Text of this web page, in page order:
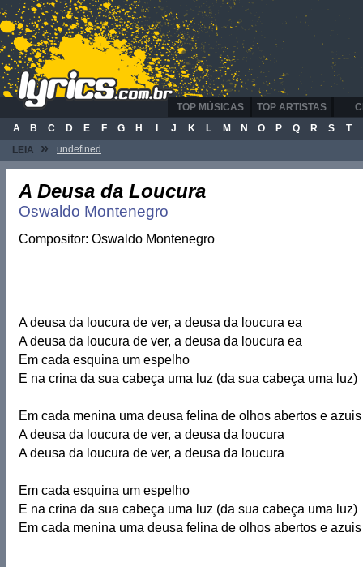
TOP ARTISTAS
TOP MÚSICAS
A
B C D E F G H J K L M N O P Q R S T
LEIA
» undefined
A Deusa da Loucura
Oswaldo Montenegro
Compositor: Oswaldo Montenegro
A deusa da loucura de ver, a deusa da loucura ea
A deusa da loucura de ver, a deusa da loucura ea
Em cada esquina um espelho
E na crina da sua cabeça uma luz (da sua cabeça uma luz)
Em cada menina uma deusa felina de olhos abertos e azuis
A deusa da loucura de ver, a deusa da loucura
A deusa da loucura de ver, a deusa da loucura
Em cada esquina um espelho
E na crina da sua cabeça uma luz (da sua cabeça uma luz)
Em cada menina uma deusa felina de olhos abertos e azuis